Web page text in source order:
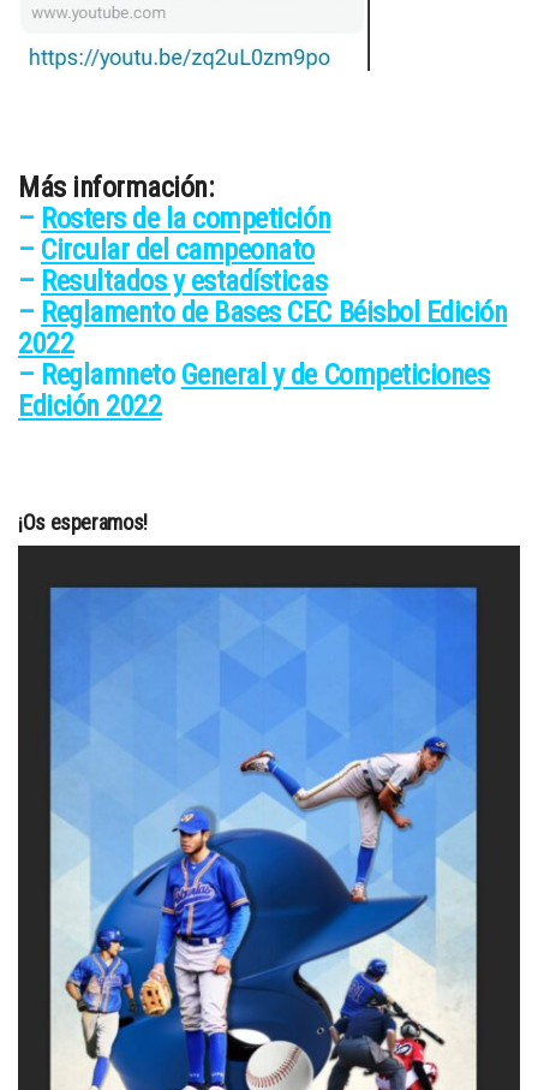
Más información:
– Rosters de la competición
– Circular del campeonato
– Resultados y estadísticas
– Reglamentode Bases CEC Béisbol Edición
2022
– Reglamneto General y de Competiciones
Edición 2022
¡Os esperamos!